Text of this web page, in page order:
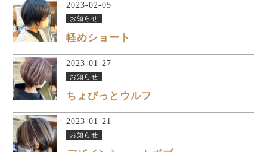
2023-02-05
お知らせ
軽めショート
2023-01-27
お知らせ
ちょびっとウルフ
2023-01-21
お知らせ